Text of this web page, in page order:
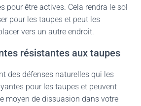
pour être actives. Cela rendra le sol
pour les taupes et peut les
vers un autre endroit.
résistantes aux taupes
des défenses naturelles qui les
pour les taupes et peuvent
moyen de dissuasion dans votre